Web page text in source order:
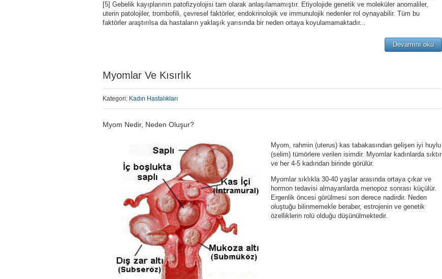
[5] Gebelik kayıplarının patofizyolojisi tam olarak anlaşılamamıştır. Etiyolojide genetik ve moleküler anomaliler,
uterin patolojiler, trombofili, çevresel faktörler, endokrinolojik ve immunulojik nedenler rol oynayabilir. Tüm bu
faktörler araştırılsa da hastaların yaklaşık yarısında bir neden ortaya koyulamamaktadır...
Devamını oku
Myomlar Ve Kısırlık
Kategori: Kadın Hastalıkları
Myom Nedir, Neden Oluşur?
Myom, rahmin (uterus) kas tabakasından gelişen iyi huylu
(selim) tümörlere verilen isimdir. Myomlar kadınlarda sıktır
ve her 4-5 kadından birinde görülür.
Myomlar sıklıkla 30-40 yaşlar arasında ortaya çıkar ve
hormon tedavisi almayanlarda menopoz sonrası küçülür.
Ergenlik öncesi görülmesi son derece nadirdir. Neden
oluştuğu bilinmemekle beraber, estrojenin ve genetik
özelliklerin rolü olduğu düşünülmektedir.